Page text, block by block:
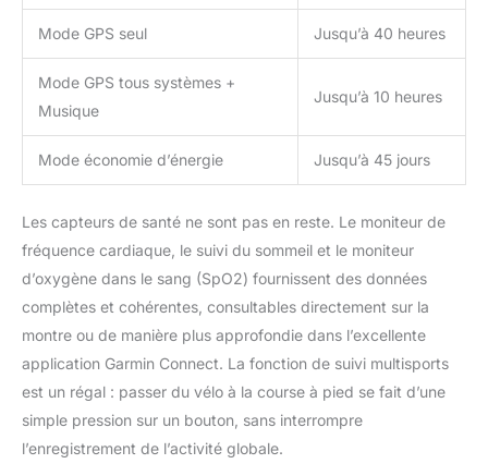
Mode GPS seul Jusqu’à 40 heures
Mode GPS tous systèmes +
Musique
Jusqu’à 10 heures
Mode économie d’énergie Jusqu’à 45 jours
Les capteurs de santé ne sont pas en reste. Le moniteur de
fréquence cardiaque, le suivi du sommeil et le moniteur
d’oxygène dans le sang (SpO2) fournissent des données
complètes et cohérentes, consultables directement sur la
montre ou de manière plus approfondie dans l’excellente
application Garmin Connect. La fonction de suivi multisports
est un régal : passer du vélo à la course à pied se fait d’une
simple pression sur un bouton, sans interrompre
l’enregistrement de l’activité globale.